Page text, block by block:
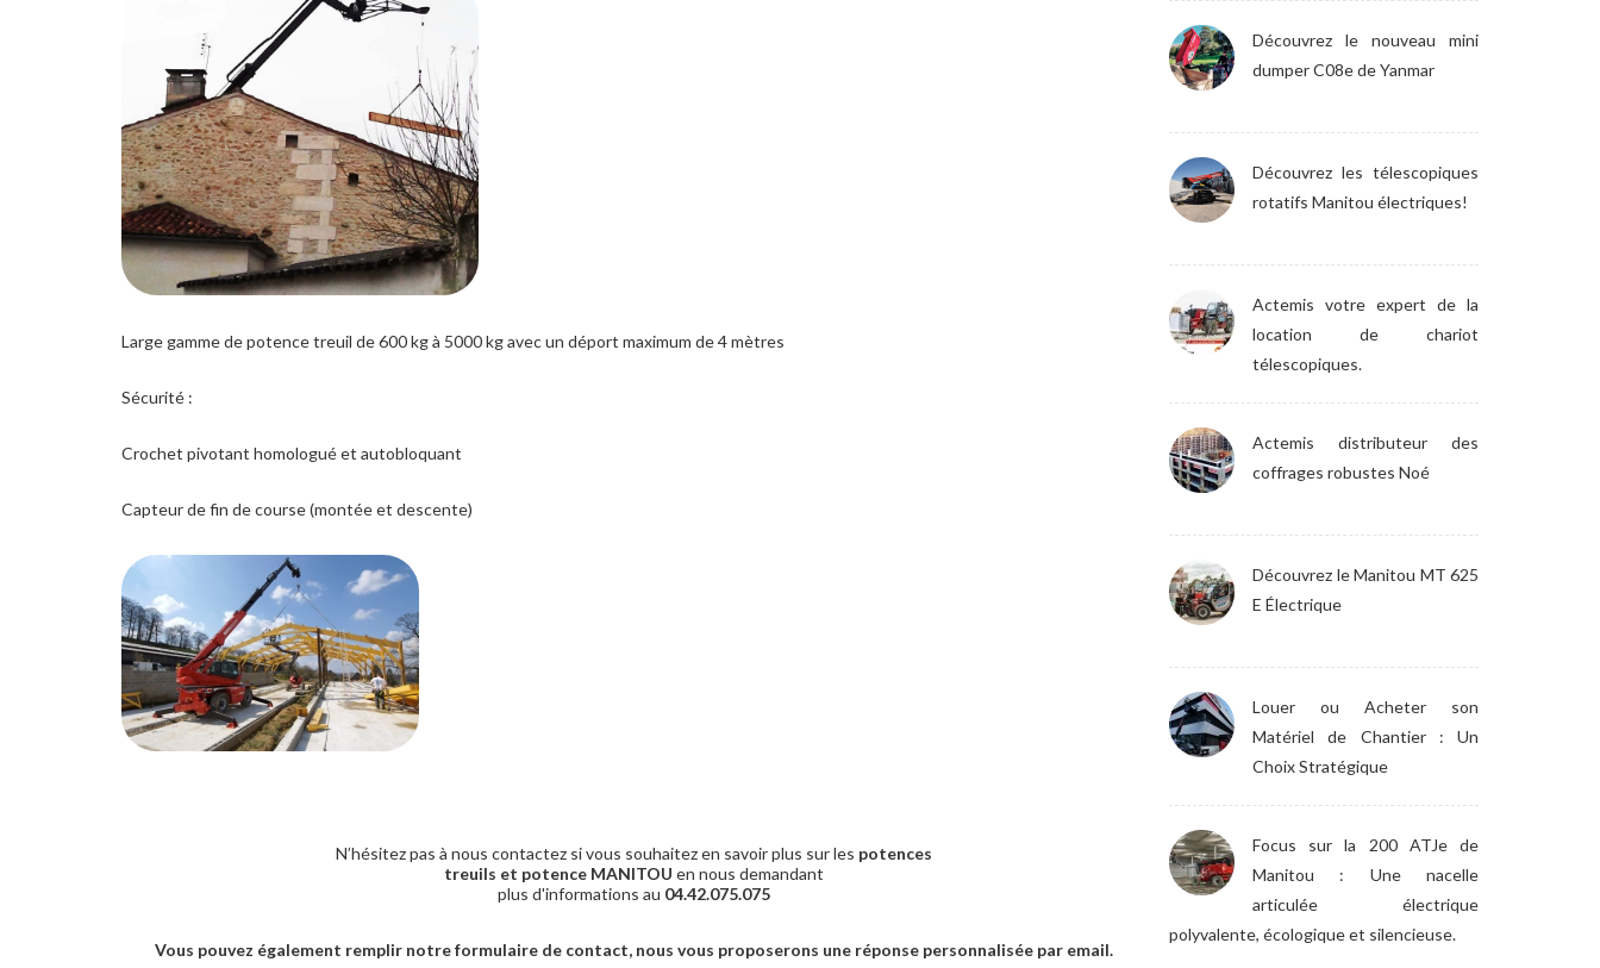
Large gamme de potence treuil de 600 kg à 5000 kg avec un déport maximum de 4 mètres
Sécurité :
Crochet pivotant homologué et autobloquant
Capteur de fin de course (montée et descente)
N’hésitez pas à nous contactez si vous souhaitez en savoir plus sur les potences
treuils et potence MANITOU en nous demandant
plus d'informations au 04.42.075.075
Vous pouvez également remplir notre formulaire de contact, nous vous proposerons une réponse personnalisée par email.
Découvrez le nouveau mini
dumper C08e de Yanmar
Découvrez les télescopiques
rotatifs Manitou électriques!
Actemis votre expert de la
location de chariot
télescopiques.
Actemis distributeur des
coffrages robustes Noé
Découvrez le Manitou MT 625
E Électrique
Louer ou Acheter son
Matériel de Chantier : Un
Choix Stratégique
Focus sur la 200 ATJe de
Manitou : Une nacelle
articulée électrique
polyvalente, écologique et silencieuse.